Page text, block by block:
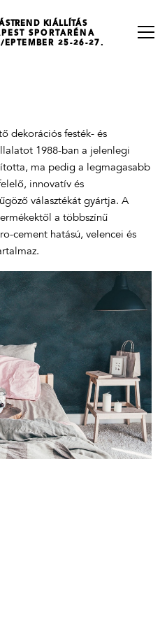
KIÁLLÍTÁS
SPORTARÉNA
EPTEMBER 25-26-27.
dekorációs festék- és
1988-ban a jelenlegi
ma pedig a legmagasabb
innovatív és
választékát gyártja. A
a többszínű
cement hatású, velencei és